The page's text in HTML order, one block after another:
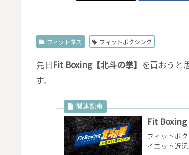
フィットネス フィットボクシング
先日Fit Boxing【北斗の拳】 を買おうと
す。
Fit Boxing
フィットボ
イエット近